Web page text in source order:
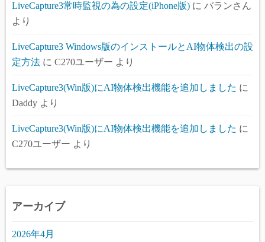
LiveCapture3常時監視の為の設定(iPhone版) に バランさん
より
LiveCapture3 Windows版のインストールとAI物体検出の設
定方法 に C270ユーザー より
LiveCapture3(Win版)にAI物体検出機能を追加しました に
Daddy より
LiveCapture3(Win版)にAI物体検出機能を追加しました に
C270ユーザー より
アーカイブ
2026年4月